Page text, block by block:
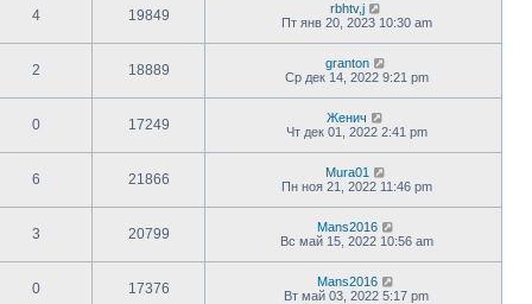
4 19849
rbhtv,j
Пт янв 20, 2023 10:30 am
2 18889
granton
Ср дек 14, 2022 9:21 pm
0 17249
Женич
Чт дек 01, 2022 2:41 pm
6 21866
Mura01
Пн ноя 21, 2022 11:46 pm
3 20799
Mans2016
Вс май 15, 2022 10:56 am
0 17376
Mans2016
Вт май 03, 2022 5:17 pm